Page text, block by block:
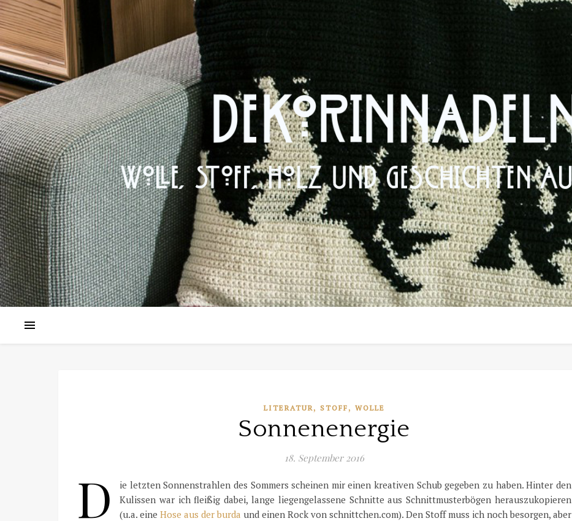
LITERATUR, STOFF , WOLLE
Sonnenenergie
18. September 2016
D
ie letzten Sonnenstrahlen des Sommers scheinen mir einen kreativen Schub gegeben zu haben. Hinter den
Kulissen war ich fleißig dabei, lange liegengelassene Schnitte aus Schnittmusterbögen herauszukopieren
(u.a. eine Hose aus der burda und einen Rock von schnittchen.com). Den Stoff muss ich noch besorgen, aber